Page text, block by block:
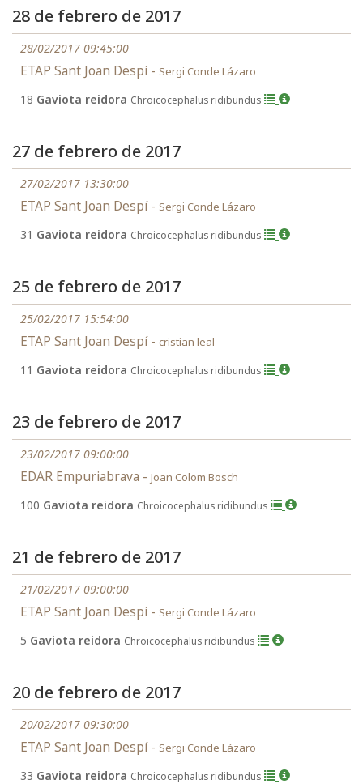
28 de febrero de 2017
28/02/2017 09:45:00
ETAP Sant Joan Despí - Sergi Conde Lázaro
18 Gaviota reidora Chroicocephalus ridibundus
27 de febrero de 2017
27/02/2017 13:30:00
ETAP Sant Joan Despí - Sergi Conde Lázaro
31 Gaviota reidora Chroicocephalus ridibundus
25 de febrero de 2017
25/02/2017 15:54:00
ETAP Sant Joan Despí - cristian leal
11 Gaviota reidora Chroicocephalus ridibundus
23 de febrero de 2017
23/02/2017 09:00:00
EDAR Empuriabrava - Joan Colom Bosch
100 Gaviota reidora Chroicocephalus ridibundus
21 de febrero de 2017
21/02/2017 09:00:00
ETAP Sant Joan Despí - Sergi Conde Lázaro
5 Gaviota reidora Chroicocephalus ridibundus
20 de febrero de 2017
20/02/2017 09:30:00
ETAP Sant Joan Despí - Sergi Conde Lázaro
33 Gaviota reidora Chroicocephalus ridibundus